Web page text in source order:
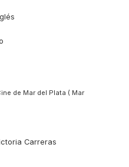
de Mar del Plata ( Mar
Carreras